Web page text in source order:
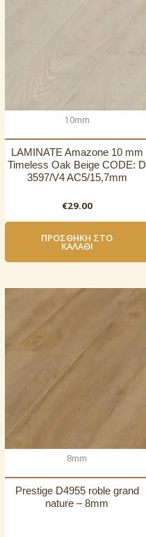
10mm
LAMINATE Amazone 10 mm
Timeless Oak Beige CODE: D
3597/V4 AC5/15,7mm
€29.00
ΠΡΟΣΘΉΚΗ ΣΤΟ
ΚΑΛΆΘΙ
8mm
Prestige D4955 roble grand
nature – 8mm